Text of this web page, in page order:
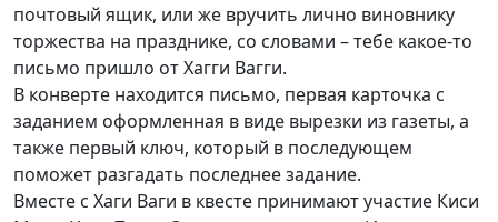
почтовый ящик, или же вручить лично виновнику
торжества на празднике, со словами – тебе какое-то
письмо пришло от Хагги Вагги.
В конверте находится письмо, первая карточка с
заданием оформленная в виде вырезки из газеты, а
также первый ключ, который в последующем
поможет разгадать последнее задание.
Вместе с Хаги Ваги в квесте принимают участие Киси